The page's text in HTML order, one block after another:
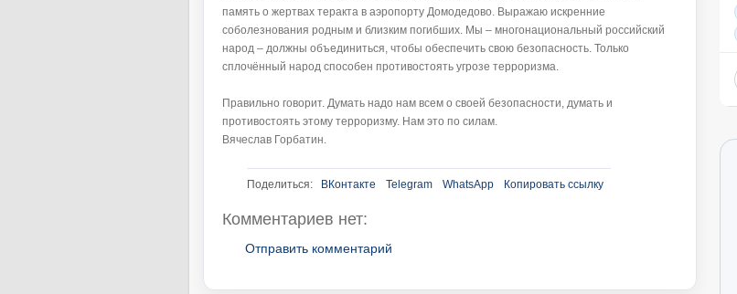
память о жертвах теракта в аэропорту Домодедово. Выражаю искренние
соболезнования родным и близким погибших. Мы – многонациональный российский
народ – должны объединиться, чтобы обеспечить свою безопасность. Только
сплочённый народ способен противостоять угрозе терроризма.
Правильно говорит. Думать надо нам всем о своей безопасности, думать и
противостоять этому терроризму. Нам это по силам.
Вячеслав Горбатин.
Поделиться: ВКонтакте Telegram WhatsApp Копировать ссылку
Комментариев нет:
Отправить комментарий